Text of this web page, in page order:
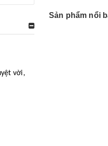
vời,
Sản phẩm nổi